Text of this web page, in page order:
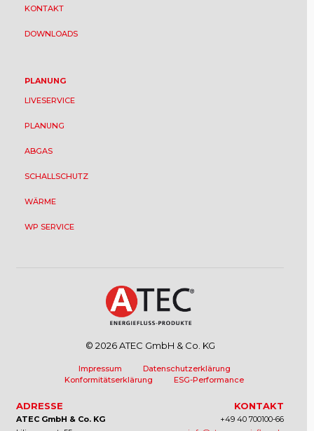
KONTAKT
DOWNLOADS
PLANUNG
LIVESERVICE
PLANUNG
ABGAS
SCHALLSCHUTZ
WÄRME
WP SERVICE
© 2026 ATEC GmbH & Co. KG
Impressum
Datenschutzerklärung
Konformitätserklärung
ESG-Performance
ADRESSE
ATEC GmbH & Co. KG
KONTAKT
+49 40 700100-66